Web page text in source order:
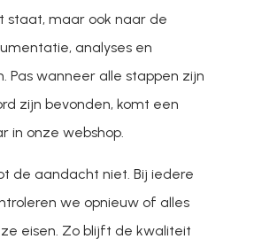
staat, maar ook naar de
analyses en
Pas wanneer alle stappen zijn
zijn bevonden, komt een
in onze webshop.
de aandacht niet. Bij iedere
we opnieuw of alles
eisen. Zo blijft de kwaliteit